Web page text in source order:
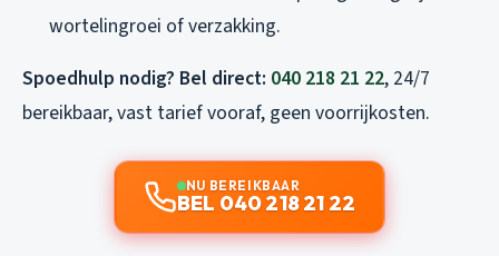
wortelingroei of verzakking.
Spoedhulp nodig? Bel direct: 040 218 21 22, 24/7
bereikbaar, vast tarief vooraf, geen voorrijkosten.
NU BEREIKBAAR
BEL 040 218 21 22